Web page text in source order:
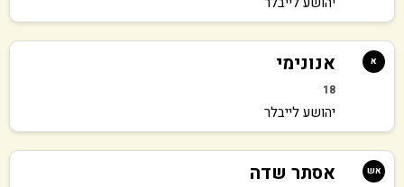
אנונימי
18
יהושע לייבלר
א
אסתר שדה אש